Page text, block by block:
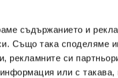
съдържанието и
Също така споделяме
рекламните си
или с